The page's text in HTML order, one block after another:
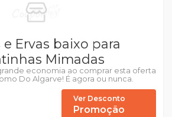
e Ervas baixo para
Mimadas
economia ao comprar esta oferta
Do Algarve! É agora ou nunca.
Ver Desconto
Promoção